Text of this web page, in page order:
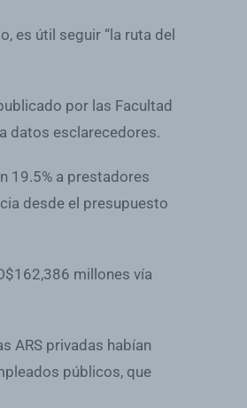
es útil seguir “la ruta del
por las Facultad
datos esclarecedores.
19.5% a prestadores
desde el presupuesto
millones vía
ARS privadas habían
públicos, que